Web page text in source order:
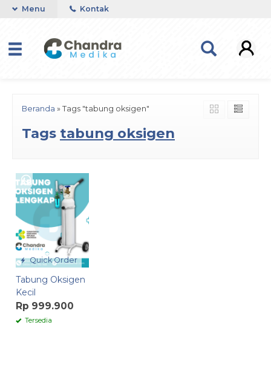
Menu Kontak
Beranda » Tags "tabung oksigen"
Tags tabung oksigen
Quick Order
Tabung Oksigen
Kecil
Rp 999.900
Tersedia